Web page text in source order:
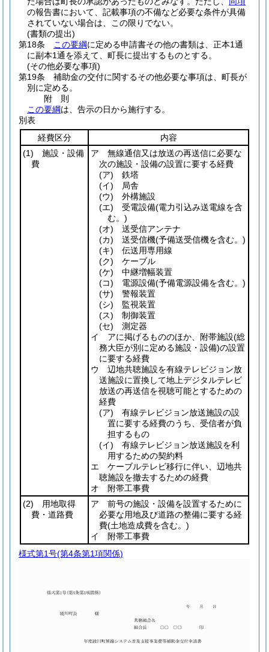
の報告書において、記載事項の不備など必要な条件が具備
されていない場合は、この限りでない。
(書類の提出)
第18条
この要綱に定める申請書その他の書類は、正本1通
に副本1通を添えて、町長に提出するものとする。
(その他必要な事項)
第19条
補助金の交付に関するその他必要な事項は、町長が
別に定める。
附 則
この要綱は、告示の日から施行する。
別表
経費区分
内容
(1) 施設・設備
費
ア 無線通信又は放送の再送信に必要な
次の施設・設備の設置に要する経費
(ア) 鉄塔
(イ) 局舎
(ウ) 外構施設
(エ) 受電設備(電力引込み送電線を含
む。)
(オ) 送受信アンテナ
(カ) 送受信機(予備送受信機を含む。)
(キ) 伝送用専用線
(ク) ケーブル
(ケ) 中継増幅装置
(コ) 電源設備(予備電源設備を含む。)
(サ) 警報装置
(シ) 監視装置
(ス) 制御装置
(セ) 測定器
イ アに掲げるもののほか、附帯施設(総
務大臣が別に定める施設・設備)の設置
に要する経費
ウ 辺地共聴施設を有線テレビジョン放
送施設に置換して地上デジタルテレビ
放送の再送信を視聴可能とするための
経費
(ア) 有線テレビジョン放送施設の設
置に要する経費のうち、受信者が負
担するもの
(イ) 有線テレビジョン放送施設を利
用するための契約料
エ ケーブルテレビ移行に伴い、辺地共
聴施設を撤去するための経費
オ 附帯工事費
(2) 用地取得
費・道路費
ア 前号の施設・設備を設置するために
必要な用地及び道路の整備に要する経
費(土地造成費を含む。)
イ 附帯工事費
様式第1号(第4条第1項関係)